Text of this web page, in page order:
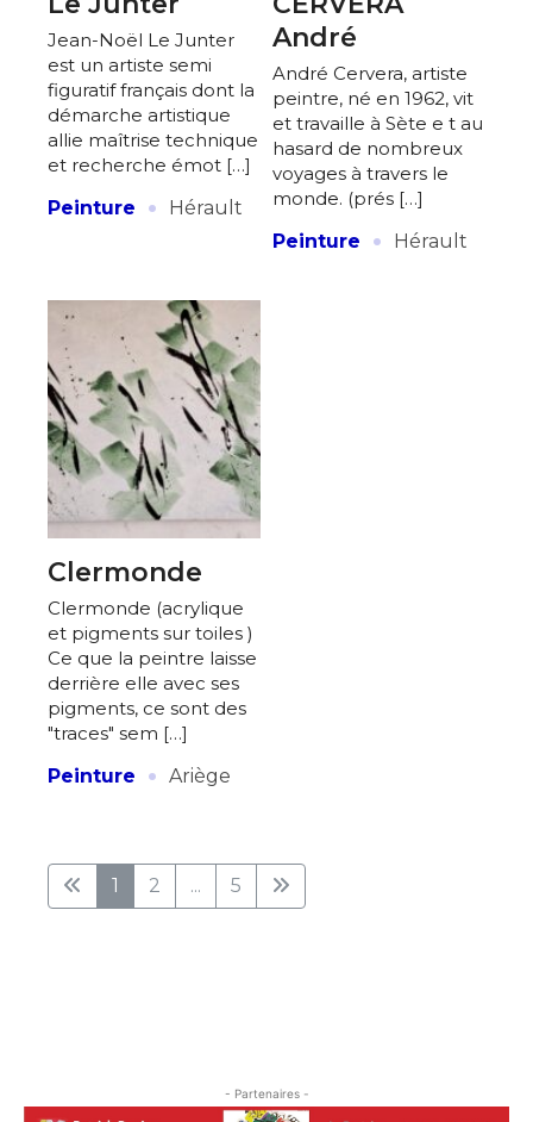
Jean-Noël Le Junter
est un artiste semi
figuratif français dont la
démarche artistique
allie maîtrise technique
et recherche émot […]
Peinture
· Hérault
André
André Cervera, artiste
peintre, né en 1962, vit
et travaille à Sète e t au
hasard de nombreux
voyages à travers le
monde. (prés […]
Peinture
· Hérault
Clermonde
Clermonde (acrylique
et pigments sur toiles )
Ce que la peintre laisse
derrière elle avec ses
pigments, ce sont des
"traces" sem […]
Peinture
· Ariège
1 2 ... 5
- Partenaires -